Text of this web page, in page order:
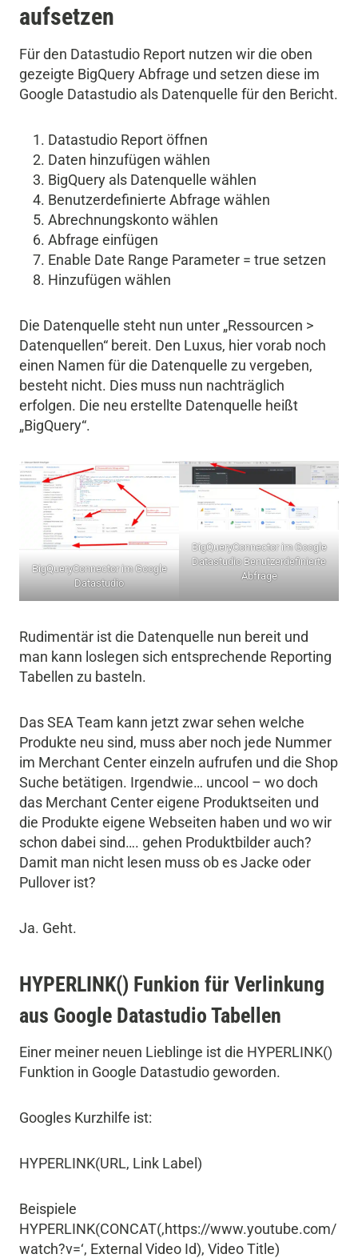
aufsetzen
Für den Datastudio Report nutzen wir die oben
gezeigte BigQuery Abfrage und setzen diese im
Google Datastudio als Datenquelle für den Bericht.
Datastudio Report öffnen
Daten hinzufügen wählen
BigQuery als Datenquelle wählen
Benutzerdefinierte Abfrage wählen
Abrechnungskonto wählen
Abfrage einfügen
Enable Date Range Parameter = true setzen
Hinzufügen wählen
Die Datenquelle steht nun unter „Ressourcen >
Datenquellen“ bereit. Den Luxus, hier vorab noch
einen Namen für die Datenquelle zu vergeben,
besteht nicht. Dies muss nun nachträglich
erfolgen. Die neu erstellte Datenquelle heißt
„BigQuery“.
BigQueryConnector im Google
Datastudio
BigQueryConnector im Google
Datastudio Benutzerdefinierte
Abfrage
Rudimentär ist die Datenquelle nun bereit und
man kann loslegen sich entsprechende Reporting
Tabellen zu basteln.
Das SEA Team kann jetzt zwar sehen welche
Produkte neu sind, muss aber noch jede Nummer
im Merchant Center einzeln aufrufen und die Shop
Suche betätigen. Irgendwie… uncool – wo doch
das Merchant Center eigene Produktseiten und
die Produkte eigene Webseiten haben und wo wir
schon dabei sind…. gehen Produktbilder auch?
Damit man nicht lesen muss ob es Jacke oder
Pullover ist?
Ja. Geht.
HYPERLINK() Funkion für Verlinkung
aus Google Datastudio Tabellen
Einer meiner neuen Lieblinge ist die HYPERLINK()
Funktion in Google Datastudio geworden.
Googles Kurzhilfe ist:
HYPERLINK(URL, Link Label)
Beispiele
HYPERLINK(CONCAT(‚https://www.youtube.com/
watch?v=‘, External Video Id), Video Title)